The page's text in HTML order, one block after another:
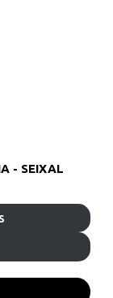
- SEIXAL